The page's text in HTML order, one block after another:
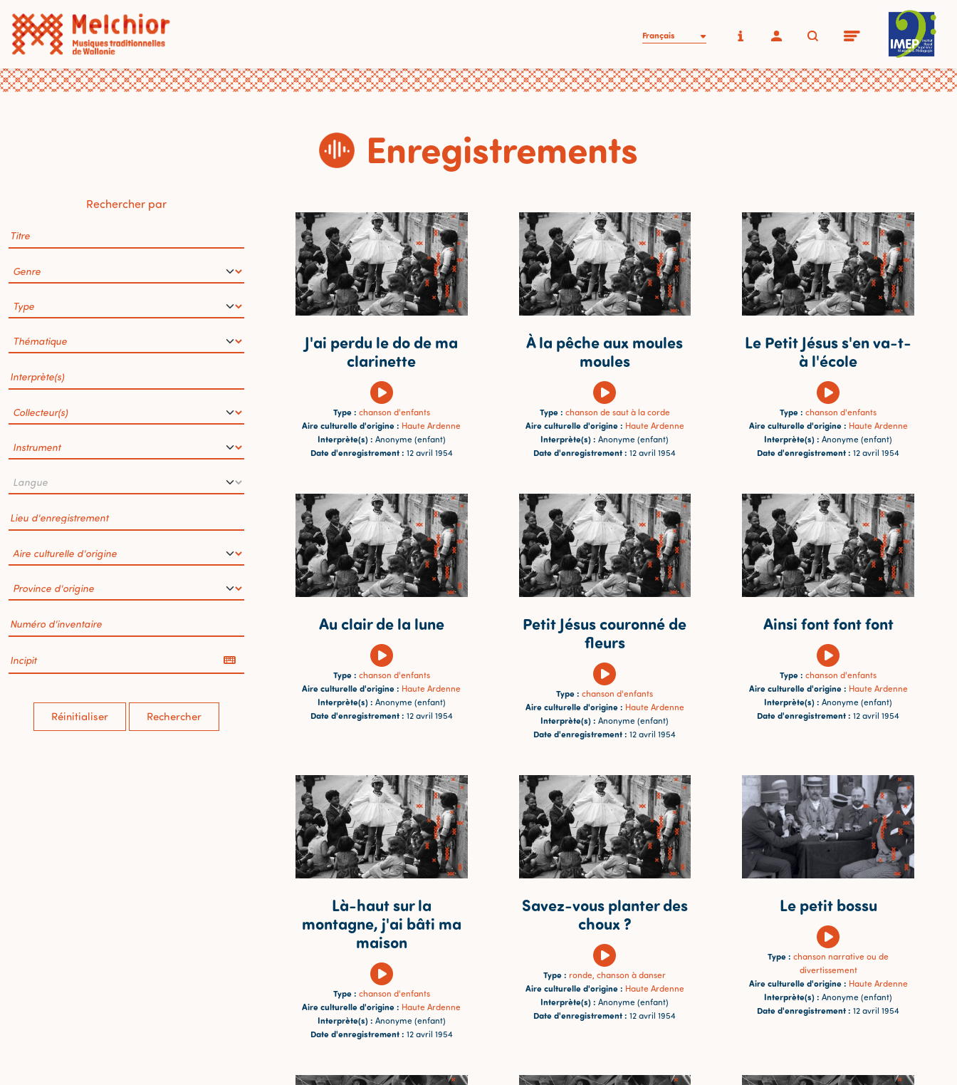
Français
Enregistrements
Rechercher par
Réinitialiser Rechercher
J'ai perdu le do de ma
clarinette
Type : chanson d'enfants
Aire culturelle d'origine : Haute Ardenne
Interprète(s) : Anonyme (enfant)
Date d'enregistrement : 12 avril 1954
À la pêche aux moules
moules
Type : chanson de saut à la corde
Aire culturelle d'origine : Haute Ardenne
Interprète(s) : Anonyme (enfant)
Date d'enregistrement : 12 avril 1954
Le Petit Jésus s'en va-t-
à l'école
Type : chanson d'enfants
Aire culturelle d'origine : Haute Ardenne
Interprète(s) : Anonyme (enfant)
Date d'enregistrement : 12 avril 1954
Au clair de la lune
Type : chanson d'enfants
Aire culturelle d'origine : Haute Ardenne
Interprète(s) : Anonyme (enfant)
Date d'enregistrement : 12 avril 1954
Petit Jésus couronné de
fleurs
Type : chanson d'enfants
Aire culturelle d'origine : Haute Ardenne
Interprète(s) : Anonyme (enfant)
Date d'enregistrement : 12 avril 1954
Ainsi font font font
Type : chanson d'enfants
Aire culturelle d'origine : Haute Ardenne
Interprète(s) : Anonyme (enfant)
Date d'enregistrement : 12 avril 1954
Là-haut sur la
montagne, j'ai bâti ma
maison
Type : chanson d'enfants
Aire culturelle d'origine : Haute Ardenne
Interprète(s) : Anonyme (enfant)
Date d'enregistrement : 12 avril 1954
Savez-vous planter des
choux ?
Type : ronde, chanson à danser
Aire culturelle d'origine : Haute Ardenne
Interprète(s) : Anonyme (enfant)
Date d'enregistrement : 12 avril 1954
Le petit bossu
Type : chanson narrative ou de
divertissement
Aire culturelle d'origine : Haute Ardenne
Interprète(s) : Anonyme (enfant)
Date d'enregistrement : 12 avril 1954